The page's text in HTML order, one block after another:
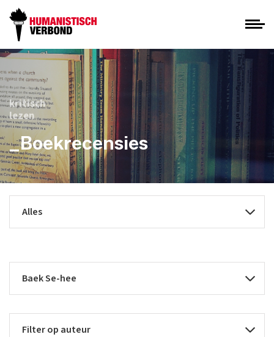
kritisch
lezen
_Boekrecensies